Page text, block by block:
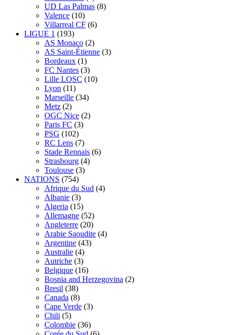
UD Las Palmas (8)
Valence (10)
Villarreal CF (6)
LIGUE 1 (193)
AS Monaco (2)
AS Saint-Étienne (3)
Bordeaux (1)
FC Nantes (3)
Lille LOSC (10)
Lyon (11)
Marseille (34)
Metz (2)
OGC Nice (2)
Paris FC (3)
PSG (102)
RC Lens (7)
Stade Rennais (6)
Strasbourg (4)
Toulouse (3)
NATIONS (754)
Afrique du Sud (4)
Albanie (3)
Algeria (15)
Allemagne (52)
Angleterre (20)
Arabie Saoudite (4)
Argentine (43)
Australie (4)
Autriche (3)
Belgique (16)
Bosnia and Herzegovina (2)
Bresil (38)
Canada (8)
Cape Verde (3)
Chili (5)
Colombie (36)